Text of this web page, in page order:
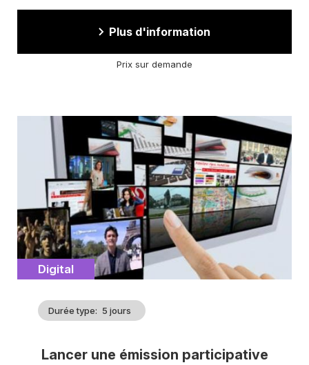
Plus d'information
Prix sur demande
Image
d'illustration
Catégorie
Digital
Durée type 5 jours
Lancer une émission participative